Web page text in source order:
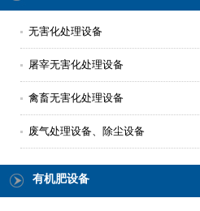
无害化处理设备
屠宰无害化处理设备
禽畜无害化处理设备
废气处理设备、除尘设备
有机肥设备